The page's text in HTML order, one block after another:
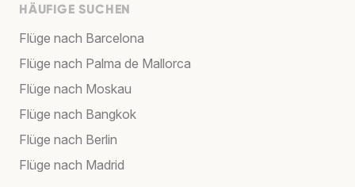
HÄUFIGE SUCHEN
Flüge nach Barcelona
Flüge nach Palma de Mallorca
Flüge nach Moskau
Flüge nach Bangkok
Flüge nach Berlin
Flüge nach Madrid